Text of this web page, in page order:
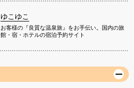
ゆこゆこ
お客様の『良質な温泉旅』をお手伝い。国内の旅
館・宿・ホテルの宿泊予約サイト